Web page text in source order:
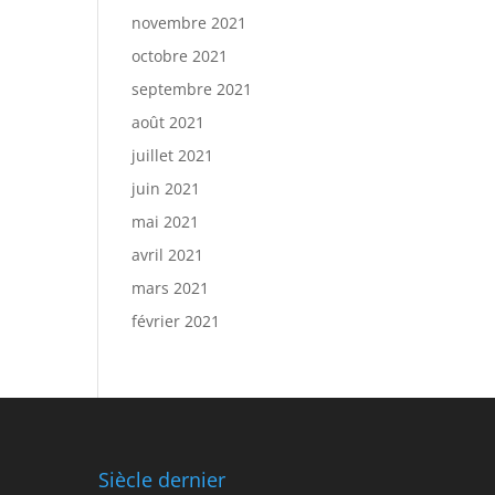
novembre 2021
octobre 2021
septembre 2021
août 2021
juillet 2021
juin 2021
mai 2021
avril 2021
mars 2021
février 2021
Siècle dernier